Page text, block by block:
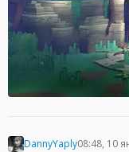
DannyYaply08:48, 10